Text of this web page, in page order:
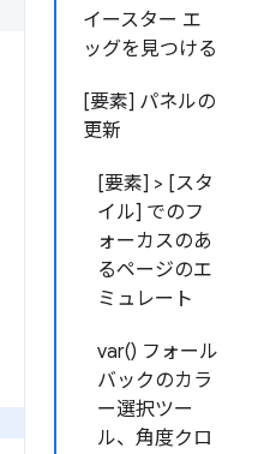
イースター エ
ッグを見つける
[要素] パネルの
更新
[要素] > [スタ
イル] でのフ
ォーカスのあ
るページのエ
ミュレート
var() フォール
バックのカラ
ー選択ツー
ル、角度クロ